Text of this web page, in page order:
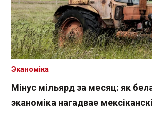
Мінус мільярд за месяц: як
эканоміка нагадвае
Эканоміка